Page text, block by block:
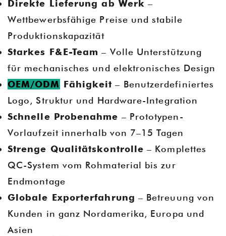
Direkte Lieferung ab Werk –
Wettbewerbsfähige Preise und stabile
Produktionskapazität
Starkes F&E-Team – Volle Unterstützung
für mechanisches und elektronisches Design
OEM/ODM Fähigkeit – Benutzerdefiniertes
Logo, Struktur und Hardware-Integration
Schnelle Probenahme – Prototypen-
Vorlaufzeit innerhalb von 7–15 Tagen
Strenge Qualitätskontrolle – Komplettes
QC-System vom Rohmaterial bis zur
Endmontage
Globale Exporterfahrung – Betreuung von
Kunden in ganz Nordamerika, Europa und
Asien